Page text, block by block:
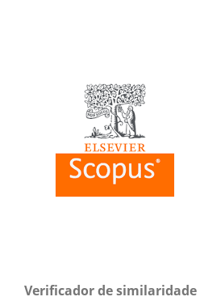
Verificador de similaridade